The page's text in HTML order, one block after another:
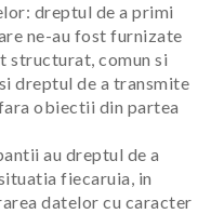
dreptul de a primi
ne-au fost furnizate
structurat, comun si
dreptul de a transmite
obiectii din partea
au dreptul de a
fiecaruia, in
datelor cu caracter